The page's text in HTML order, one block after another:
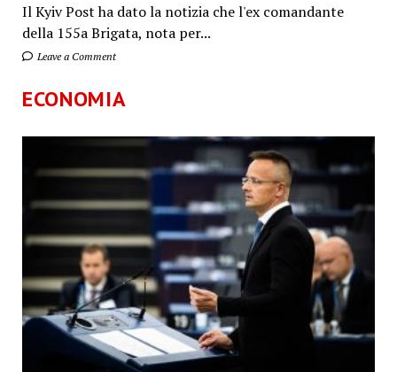
Il Kyiv Post ha dato la notizia che l'ex comandante
della 155a Brigata, nota per...
Leave a Comment
ECONOMIA